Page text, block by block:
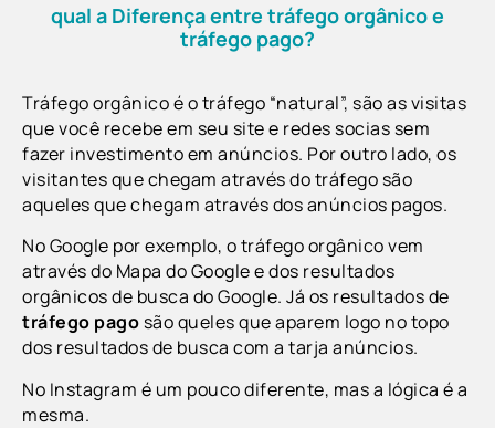
qual a Diferença entre tráfego orgânico e
tráfego pago?
Tráfego orgânico é o tráfego “natural”, são as visitas
que você recebe em seu site e redes socias sem
fazer investimento em anúncios. Por outro lado, os
visitantes que chegam através do tráfego são
aqueles que chegam através dos anúncios pagos.
No Google por exemplo, o tráfego orgânico vem
através do Mapa do Google e dos resultados
orgânicos de busca do Google. Já os resultados de
tráfego pago são queles que aparem logo no topo
dos resultados de busca com a tarja anúncios.
No Instagram é um pouco diferente, mas a lógica é a
mesma.